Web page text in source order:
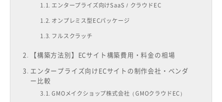
エンタープライズ向けSaaS / クラウドEC
オンプレミス型ECパッケージ
フルスクラッチ
【構築方法別】ECサイト構築費用・料金の相場
エンタープライズ向けECサイトの制作会社・ベンダ
ー比較
GMOメイクショップ株式会社（GMOクラウドEC）